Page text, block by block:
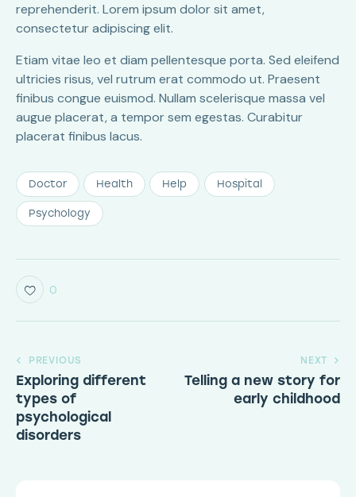
reprehenderit. Lorem ipsum dolor sit amet,
consectetur adipiscing elit.
Etiam vitae leo et diam pellentesque porta. Sed eleifend
ultricies risus, vel rutrum erat commodo ut. Praesent
finibus congue euismod. Nullam scelerisque massa vel
augue placerat, a tempor sem egestas. Curabitur
placerat finibus lacus.
Doctor Health Help Hospital
Psychology
0
PREVIOUS
Exploring different
types of
psychological
disorders
NEXT
Telling a new story for
early childhood